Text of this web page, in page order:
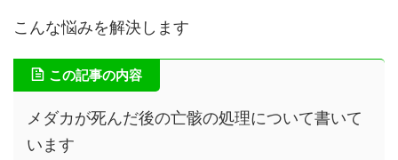
こんな悩みを解決します
この記事の内容
メダカが死んだ後の亡骸の処理について書いて
います